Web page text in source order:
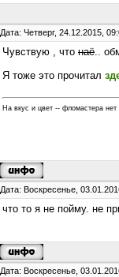
Дата: Четверг, 24.12.2015,
Чувствую , что наё..
Я тоже это прочитал
На вкус и цвет -- фломастера нет .
Дата: Воскресенье,
что то я не пойму. не
Дата: Воскресенье,